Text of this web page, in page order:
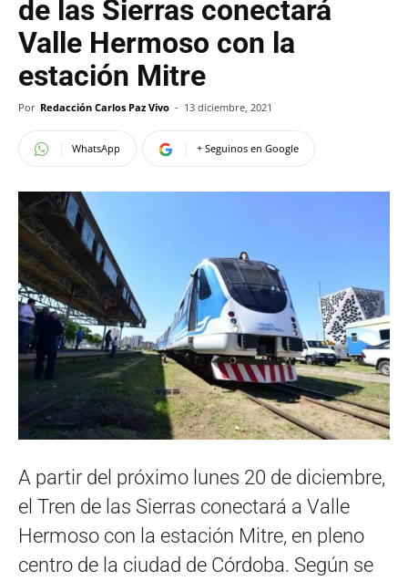
de las Sierras conectará
Valle Hermoso con la
estación Mitre
Por Redacción Carlos Paz Vivo - 13 diciembre, 2021
WhatsApp + Seguinos en Google
A partir del próximo lunes 20 de diciembre,
el Tren de las Sierras conectará a Valle
Hermoso con la estación Mitre, en pleno
centro de la ciudad de Córdoba. Según se